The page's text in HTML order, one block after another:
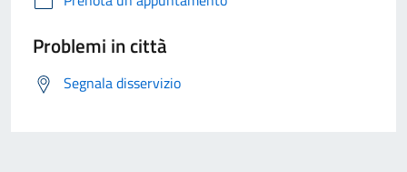
Problemi in città
Segnala disservizio